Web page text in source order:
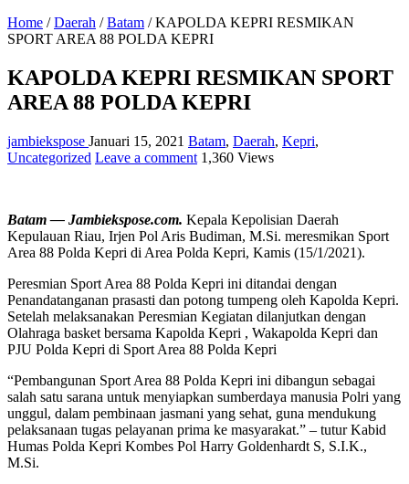
Home / Daerah / Batam / KAPOLDA KEPRI RESMIKAN
SPORT AREA 88 POLDA KEPRI
KAPOLDA KEPRI RESMIKAN SPORT
AREA 88 POLDA KEPRI
jambiekspose Januari 15, 2021 Batam, Daerah, Kepri,
Uncategorized Leave a comment 1,360 Views
Batam — Jambiekspose.com. Kepala Kepolisian Daerah
Kepulauan Riau, Irjen Pol Aris Budiman, M.Si. meresmikan Sport
Area 88 Polda Kepri di Area Polda Kepri, Kamis (15/1/2021).
Peresmian Sport Area 88 Polda Kepri ini ditandai dengan
Penandatanganan prasasti dan potong tumpeng oleh Kapolda Kepri.
Setelah melaksanakan Peresmian Kegiatan dilanjutkan dengan
Olahraga basket bersama Kapolda Kepri , Wakapolda Kepri dan
PJU Polda Kepri di Sport Area 88 Polda Kepri
“Pembangunan Sport Area 88 Polda Kepri ini dibangun sebagai
salah satu sarana untuk menyiapkan sumberdaya manusia Polri yang
unggul, dalam pembinaan jasmani yang sehat, guna mendukung
pelaksanaan tugas pelayanan prima ke masyarakat.” – tutur Kabid
Humas Polda Kepri Kombes Pol Harry Goldenhardt S, S.I.K.,
M.Si.